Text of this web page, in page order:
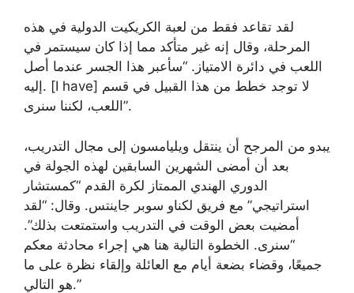
لقد تقاعد فقط من لعبة الكريكيت الدولية في هذه
المرحلة، وقال إنه غير متأكد مما إذا كان سيستمر في
اللعب في دائرة الامتياز. “سأعبر هذا الجسر عندما أصل
إليه. [I have] لا توجد خطط من هذا القبيل في قسم
اللعب، لكننا سنرى”.
يبدو من المرجح أن ينتقل ويليامسون إلى مجال التدريب،
بعد أن أمضى الشهرين السابقين لهذه الجولة في
الدوري الهندي الممتاز لكرة القدم “كمستشار
استراتيجي” مع فريق لكناو سوبر جاينتس. وقال: “لقد
أمضيت بعض الوقت في التدريب واستمتعت بذلك”.
“سنرى. الخطوة التالية هنا هي إجراء محادثة معكم
جميعًا، وقضاء بضعة أيام مع العائلة وإلقاء نظرة على ما
هو التالي.”